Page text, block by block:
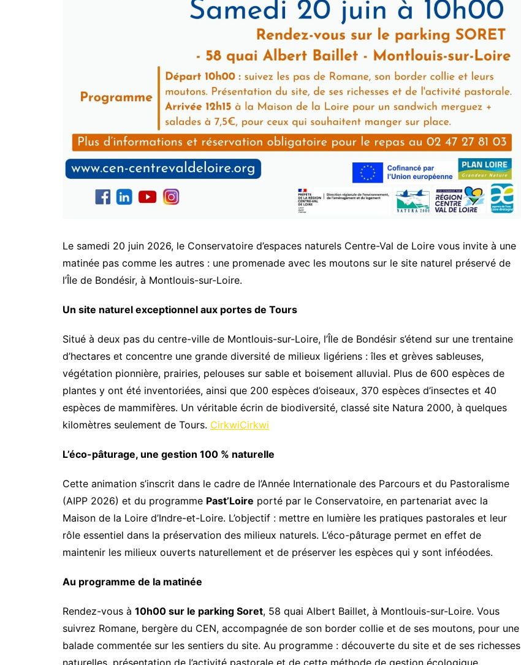
Le samedi 20 juin 2026, le Conservatoire d’espaces naturels Centre-Val de Loire vous invite à une
matinée pas comme les autres : une promenade avec les moutons sur le site naturel préservé de
l’Île de Bondésir, à Montlouis-sur-Loire.
Un site naturel exceptionnel aux portes de Tours
Situé à deux pas du centre-ville de Montlouis-sur-Loire, l’Île de Bondésir s’étend sur une trentaine
d’hectares et concentre une grande diversité de milieux ligériens : îles et grèves sableuses,
végétation pionnière, prairies, pelouses sur sable et boisement alluvial. Plus de 600 espèces de
plantes y ont été inventoriées, ainsi que 200 espèces d’oiseaux, 370 espèces d’insectes et 40
espèces de mammifères. Un véritable écrin de biodiversité, classé site Natura 2000, à quelques
kilomètres seulement de Tours. CirkwiCirkwi
L’éco-pâturage, une gestion 100 % naturelle
Cette animation s’inscrit dans le cadre de l’Année Internationale des Parcours et du Pastoralisme
(AIPP 2026) et du programme Past’Loire porté par le Conservatoire, en partenariat avec la
Maison de la Loire d’Indre-et-Loire. L’objectif : mettre en lumière les pratiques pastorales et leur
rôle essentiel dans la préservation des milieux naturels. L’éco-pâturage permet en effet de
maintenir les milieux ouverts naturellement et de préserver les espèces qui y sont inféodées.
Au programme de la matinée
Rendez-vous à 10h00 sur le parking Soret, 58 quai Albert Baillet, à Montlouis-sur-Loire. Vous
suivrez Romane, bergère du CEN, accompagnée de son border collie et de ses moutons, pour une
balade commentée sur les sentiers du site. Au programme : découverte du site et de ses richesses
naturelles, présentation de l’activité pastorale et de cette méthode de gestion écologique.